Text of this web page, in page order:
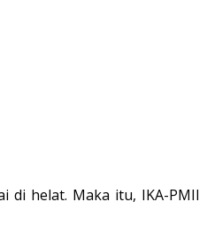
di helat. Maka itu, IKA-PMII